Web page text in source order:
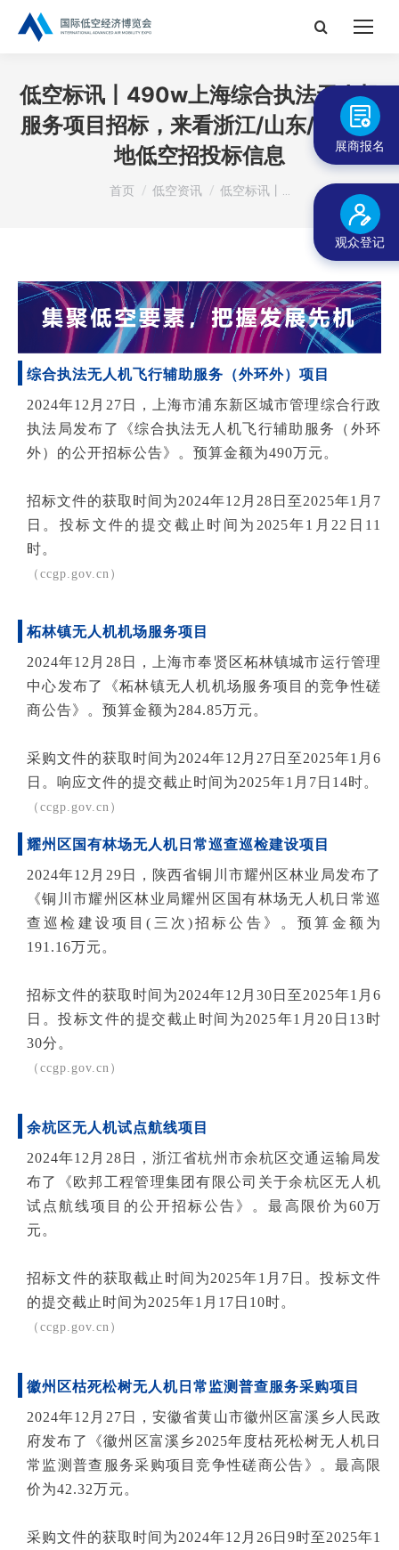
搜
低空标讯丨490w上海综合执法无人机
服务项目招标，来看浙江/山东/安徽等
地低空招投标信息
您在这里：
首页 低空资讯 低空标讯丨…
综合执法无人机飞行辅助服务（外环外）项目
2024年12月27日，上海市浦东新区城市管理综合行政
执法局发布了《综合执法无人机飞行辅助服务（外环
外）的公开招标公告》。预算金额为490万元。
招标文件的获取时间为2024年12月28日至2025年1月7
日。投标文件的提交截止时间为2025年1月22日11
时。
（ccgp.gov.cn）
柘林镇无人机机场服务项目
2024年12月28日，上海市奉贤区柘林镇城市运行管理
中心发布了《柘林镇无人机机场服务项目的竞争性磋
商公告》。预算金额为284.85万元。
采购文件的获取时间为2024年12月27日至2025年1月6
日。响应文件的提交截止时间为2025年1月7日14时。
（ccgp.gov.cn）
耀州区国有林场无人机日常巡查巡检建设项目
2024年12月29日，陕西省铜川市耀州区林业局发布了
《铜川市耀州区林业局耀州区国有林场无人机日常巡
查巡检建设项目(三次)招标公告》。预算金额为
191.16万元。
招标文件的获取时间为2024年12月30日至2025年1月6
日。投标文件的提交截止时间为2025年1月20日13时
30分。
（ccgp.gov.cn）
余杭区无人机试点航线项目
2024年12月28日，浙江省杭州市余杭区交通运输局发
布了《欧邦工程管理集团有限公司关于余杭区无人机
试点航线项目的公开招标公告》。最高限价为60万
元。
招标文件的获取截止时间为2025年1月7日。投标文件
的提交截止时间为2025年1月17日10时。
（ccgp.gov.cn）
徽州区枯死松树无人机日常监测普查服务采购项目
2024年12月27日，安徽省黄山市徽州区富溪乡人民政
府发布了《徽州区富溪乡2025年度枯死松树无人机日
常监测普查服务采购项目竞争性磋商公告》。最高限
价为42.32万元。
采购文件的获取时间为2024年12月26日9时至2025年1
展商报名
观众登记